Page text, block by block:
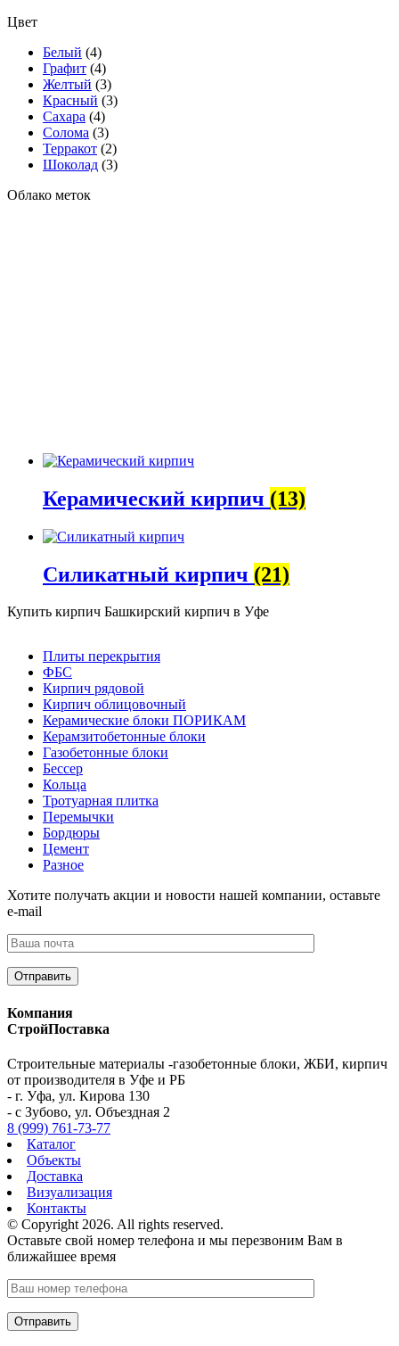
Цвет
Белый (4)
Графит (4)
Желтый (3)
Красный (3)
Сахара (4)
Солома (3)
Терракот (2)
Шоколад (3)
Облако меток
Керамический кирпич (13)
Силикатный кирпич (21)
Купить кирпич Башкирский кирпич в Уфе
Плиты перекрытия
ФБС
Кирпич рядовой
Кирпич облицовочный
Керамические блоки ПОРИКАМ
Керамзитобетонные блоки
Газобетонные блоки
Бессер
Кольца
Тротуарная плитка
Перемычки
Бордюры
Цемент
Разное
Хотите получать акции и новости нашей компании, оставьте
e-mail
Компания
СтройПоставка
Строительные материалы -газобетонные блоки, ЖБИ, кирпич
от производителя в Уфе и РБ
- г. Уфа, ул. Кирова 130
- с Зубово, ул. Объездная 2
8 (999) 761-73-77
Каталог
Объекты
Доставка
Визуализация
Контакты
© Copyright 2026. All rights reserved.
Оставьте свой номер телефона и мы перезвоним Вам в
ближайшее время